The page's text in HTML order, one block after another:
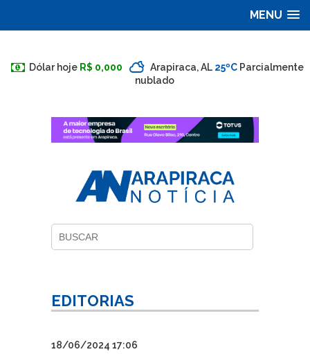
MENU
Dólar hoje R$ 0,000 Arapiraca, AL 25ºC Parcialmente
nublado
EDITORIAS
18/06/2024 17:06